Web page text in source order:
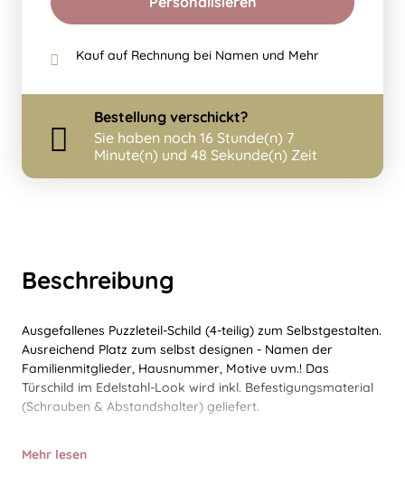
Beschreibung
Ausgefallenes Puzzleteil-Schild (4-teilig) zum Selbstgestalten.
Ausreichend Platz zum selbst designen - Namen der
Familienmitglieder, Hausnummer, Motive uvm.! Das
Türschild im Edelstahl-Look wird inkl. Befestigungsmaterial
(Schrauben & Abstandshalter) geliefert.
Mehr lesen
Kauf auf Rechnung bei Namen und Mehr
Bestellung verschickt?
Sie haben noch 16 Stunde(n) 7
Minute(n) und 46 Sekunde(n) Zeit